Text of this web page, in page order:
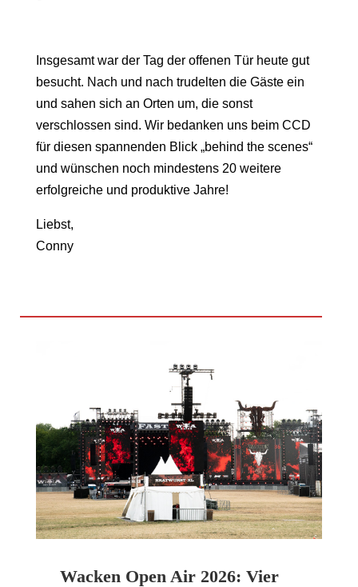
Insgesamt war der Tag der offenen Tür heute gut
besucht. Nach und nach trudelten die Gäste ein
und sahen sich an Orten um, die sonst
verschlossen sind. Wir bedanken uns beim CCD
für diesen spannenden Blick „behind the scenes“
und wünschen noch mindestens 20 weitere
erfolgreiche und produktive Jahre!
Liebst,
Conny
Wacken Open Air 2026: Vier